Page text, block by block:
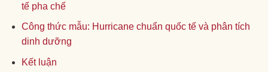
tế pha chế
Công thức mẫu: Hurricane chuẩn quốc tế và phân tích
dinh dưỡng
Kết luận